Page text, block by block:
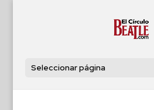
Seleccionar página